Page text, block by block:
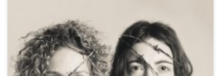
El próximo 2019 se cumplirán 80 años del exilio de aquel fatídico
1939 en el que miles de personas se vieron forzadas a abandonar
sus hogares, sus pueblos y ciudades, a sus familiares y amigos,
huyendo del avance de las tropas franquistas en los últimos meses